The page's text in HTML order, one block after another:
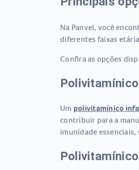
Na Panvel, você
diferentes faixas
Confira as opções
Um polivitamínico
contribuir para a
imunidade